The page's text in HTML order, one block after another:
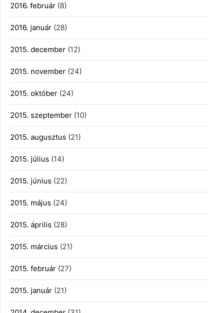
2016. február (8)
2016. január (28)
2015. december (12)
2015. november (24)
2015. október (24)
2015. szeptember (10)
2015. augusztus (21)
2015. július (14)
2015. június (22)
2015. május (24)
2015. április (28)
2015. március (21)
2015. február (27)
2015. január (21)